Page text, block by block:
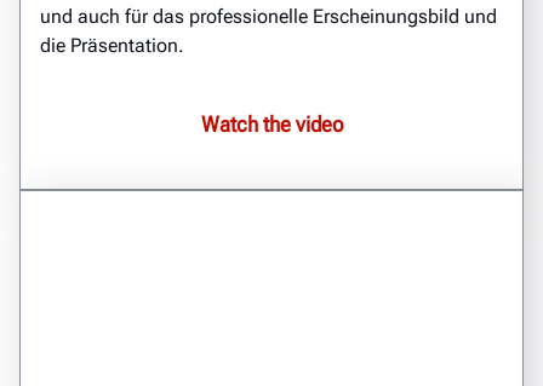
und auch für das professionelle Erscheinungsbild und
die Präsentation.
Watch the video